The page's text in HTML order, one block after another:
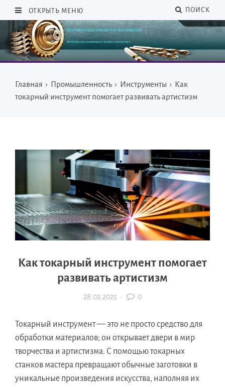
ОТКРЫТЬ МЕНЮ ПОИСК
Главная › Промышленность › Инструменты › Как
токарный инструмент помогает развивать артистизм
Как токарный инструмент помогает
развивать артистизм
28.02.2025 · 0
Токарный инструмент — это не просто средство для
обработки материалов; он открывает двери в мир
творчества и артистизма. С помощью токарных
станков мастера превращают обычные заготовки в
уникальные произведения искусства, наполняя их